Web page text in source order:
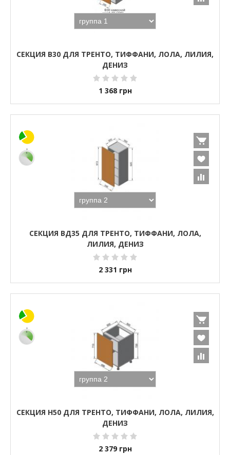
СЕКЦИЯ В30 ДЛЯ ТРЕНТО, ТИФФАНИ, ЛОЛА, ЛИЛИЯ,
ДЕНИЗ
1 368 грн
СЕКЦИЯ ВД35 ДЛЯ ТРЕНТО, ТИФФАНИ, ЛОЛА,
ЛИЛИЯ, ДЕНИЗ
2 331 грн
СЕКЦИЯ Н50 ДЛЯ ТРЕНТО, ТИФФАНИ, ЛОЛА, ЛИЛИЯ,
ДЕНИЗ
2 379 грн